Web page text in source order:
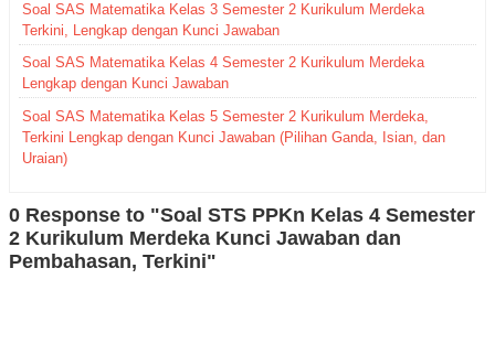
Soal SAS Matematika Kelas 3 Semester 2 Kurikulum Merdeka
Terkini, Lengkap dengan Kunci Jawaban
Soal SAS Matematika Kelas 4 Semester 2 Kurikulum Merdeka
Lengkap dengan Kunci Jawaban
Soal SAS Matematika Kelas 5 Semester 2 Kurikulum Merdeka,
Terkini Lengkap dengan Kunci Jawaban (Pilihan Ganda, Isian, dan
Uraian)
0 Response to "Soal STS PPKn Kelas 4 Semester
2 Kurikulum Merdeka Kunci Jawaban dan
Pembahasan, Terkini"